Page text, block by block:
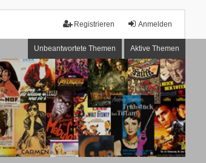
Anmelden
Registrieren
Unbeantwortete Themen Aktive Themen